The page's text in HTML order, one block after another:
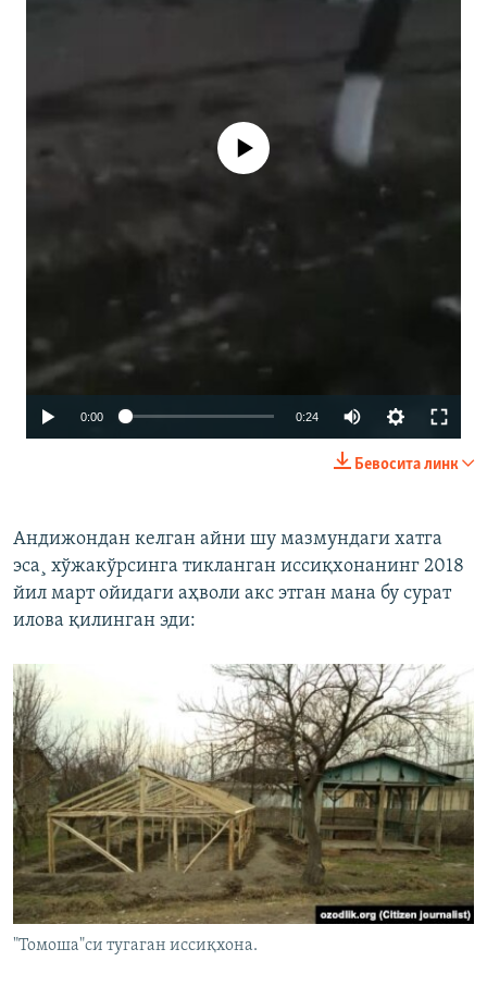
Айни дамда медиа-манба мавжуд
эмас
0:00 0:24
Бевосита линк
Андижондан келган айни шу мазмундаги хатга
эса¸ хўжакўрсинга тикланган иссиқхонанинг 2018
йил март ойидаги аҳволи акс этган мана бу сурат
илова қилинган эди:
"Томоша"си тугаган иссиқхона.